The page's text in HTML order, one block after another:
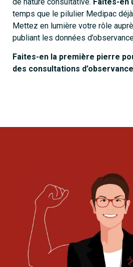
temps que le pilulier Medipac
Mettez en lumière votre rôle
publiant les données
Faites-en la première pierre
des consultations